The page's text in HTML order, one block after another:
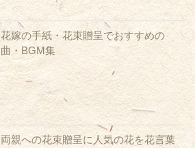
花嫁の手紙・花束贈呈でおすすめの
曲・BGM集
両親への花束贈呈に人気の花を花言葉